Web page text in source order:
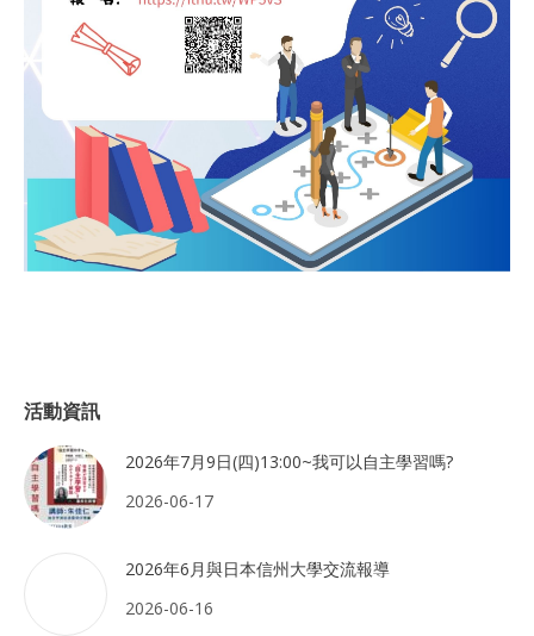
活動資訊
2026年7月9日(四)13:00~我可以自主學習嗎?
2026-06-17
2026年6月與日本信州大學交流報導
2026-06-16